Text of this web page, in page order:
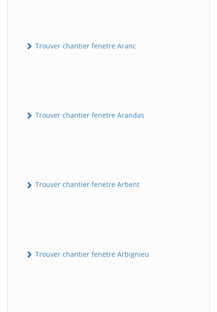
Trouver chantier fenetre Aranc
Trouver chantier fenetre Arandas
Trouver chantier fenetre Arbent
Trouver chantier fenetre Arbignieu